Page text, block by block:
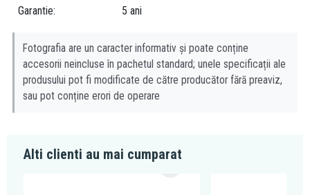
Garantie 5 ani
Fotografia are un caracter informativ și poate conține
accesorii neincluse în pachetul standard; unele specificații ale
produsului pot fi modificate de către producător fără preaviz,
sau pot conține erori de operare
Alti clienti au mai cumparat